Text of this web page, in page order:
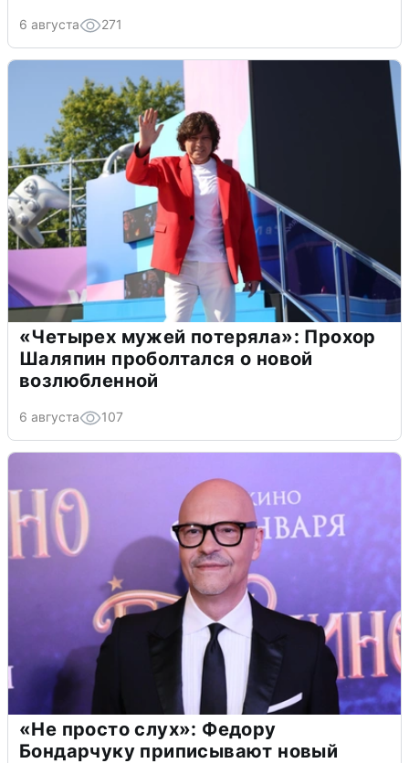
6 августа 271
«Четырех мужей потеряла»: Прохор
Шаляпин проболтался о новой
возлюбленной
6 августа 107
«Не просто слух»: Федору
Бондарчуку приписывают новый